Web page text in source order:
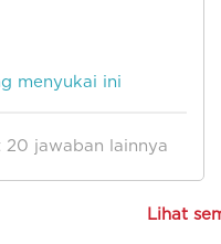
menyukai ini
20 jawaban lainnya
Lihat